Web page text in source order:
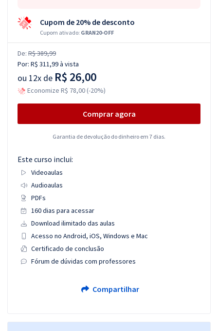
Cupom de 20% de desconto
Cupom ativado: GRAN20-OFF
De: R$ 389,99
Por: R$ 311,99à vista
ou 12x de R$ 26,00
Economize R$ 78,00 (-20%)
Comprar agora
Garantia de devolução do dinheiro em 7 dias.
Este curso inclui:
Videoaulas
Audioaulas
PDFs
160 dias para acessar
Download ilimitado das aulas
Acesso no Android, iOS, Windows e Mac
Certificado de conclusão
Fórum de dúvidas com professores
Compartilhar